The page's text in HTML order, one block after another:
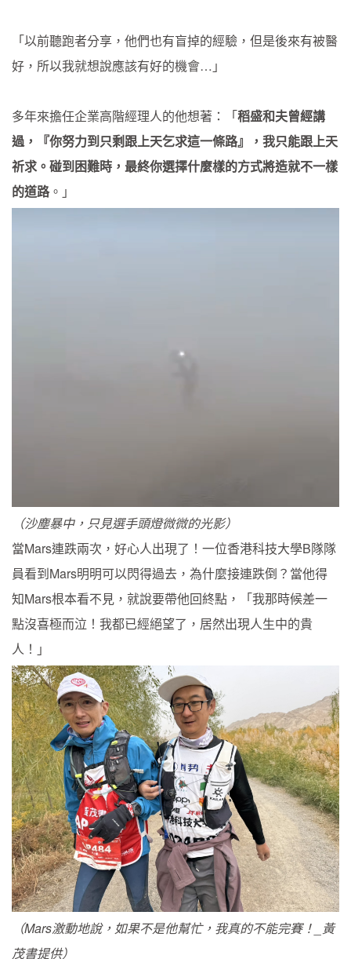
「以前聽跑者分享，他們也有盲掉的經驗，但是後來有被醫
好，所以我就想說應該有好的機會…」
多年來擔任企業高階經理人的他想著：「稻盛和夫曾經講
過，『你努力到只剩跟上天乞求這一條路』，我只能跟上天
祈求。碰到困難時，最終你選擇什麼樣的方式將造就不一樣
的道路。」
（沙塵暴中，只見選手頭燈微微的光影）
當Mars連跌兩次，好心人出現了！一位香港科技大學B隊隊
員看到Mars明明可以閃得過去，為什麼接連跌倒？當他得
知Mars根本看不見，就說要帶他回終點，「我那時候差一
點沒喜極而泣！我都已經絕望了，居然出現人生中的貴
人！」
（Mars激動地說，如果不是他幫忙，我真的不能完賽！_黃
茂書提供）